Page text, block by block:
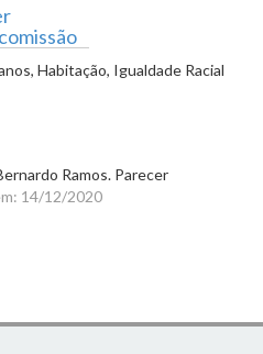
Habitação, Igualdade Racial
Ramos. Parecer
14/12/2020